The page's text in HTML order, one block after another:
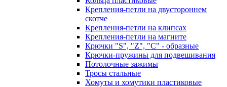
Крепления-петли на двустороннем
скотче
Крепления-петли на клипсах
Крепления-петли на магните
Крючки "S", "Z", "C" - образные
Крючки-пружины для подвешивания
Потолочные зажимы
Тросы стальные
Хомуты и хомутики пластиковые